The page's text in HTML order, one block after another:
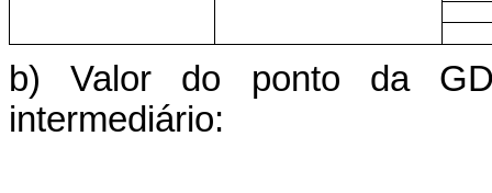
b) Valor do ponto da
intermediário: